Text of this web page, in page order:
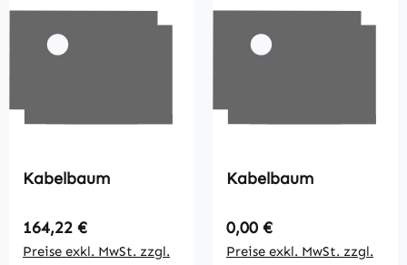
Kabelbaum
Regulärer Preis:
164,22 €
Preise exkl. MwSt. zzgl.
Kabelbaum
Regulärer Preis:
0,00 €
Preise exkl. MwSt. zzgl.